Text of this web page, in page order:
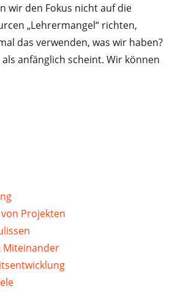
wir den Fokus nicht auf die
„Lehrermangel“ richten,
das verwenden, was wir haben?
anfänglich scheint. Wir können
Projekten
Miteinander